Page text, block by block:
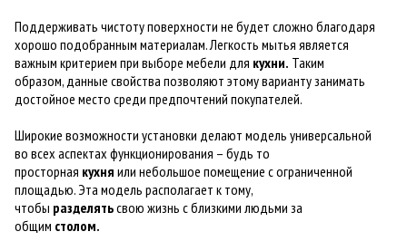
Поддерживать чистоту поверхности не будет сложно благодаря
хорошо подобранным материалам. Легкость мытья является
важным критерием при выборе мебели для кухни. Таким
образом, данные свойства позволяют этому варианту занимать
достойное место среди предпочтений покупателей.
Широкие возможности установки делают модель универсальной
во всех аспектах функционирования – будь то
просторная кухня или небольшое помещение с ограниченной
площадью. Эта модель располагает к тому,
чтобы разделятьсвою жизнь с близкими людьми за
общим столом.